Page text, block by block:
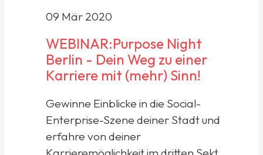
09 Mär 2020
WEBINAR:Purpose Night
Berlin - Dein Weg zu einer
Karriere mit (mehr) Sinn!
Gewinne Einblicke in die Social-
Enterprise-Szene deiner Stadt und
erfahre von deiner